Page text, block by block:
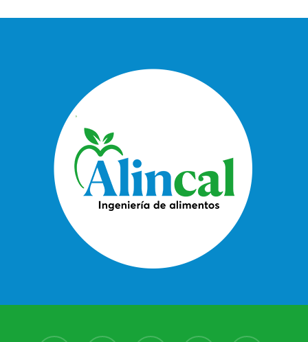
Contenido de la Lección
Módulo 3 – Otros